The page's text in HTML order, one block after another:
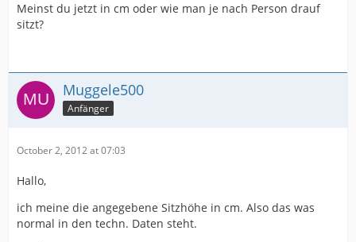
Meinst du jetzt in cm oder wie man je nach Person drauf
sitzt?
Muggele500
Anfänger
October 2, 2012 at 07:03
Hallo,
ich meine die angegebene Sitzhöhe in cm. Also das was
normal in den techn. Daten steht.